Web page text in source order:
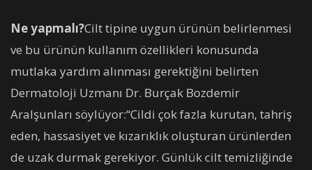
Ne yapmalı?Cilt tipine uygun ürünün belirlenmesi
ve bu ürünün kullanım özellikleri konusunda
mutlaka yardım alınması gerektiğini belirten
Dermatoloji Uzmanı Dr. Burçak Bozdemir
Aralşunları söylüyor:“Cildi çok fazla kurutan, tahriş
eden, hassasiyet ve kızarıklık oluşturan ürünlerden
de uzak durmak gerekiyor. Günlük cilt temizliğinde